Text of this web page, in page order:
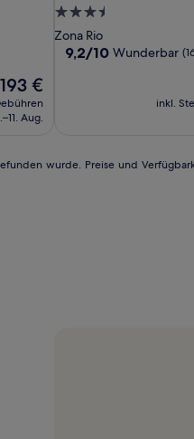
Inn
Tijuana
Airport
Tijuana
&
SPA
Der
Preis
beträgt
193 €
Aug.
Tijuana
Zona
Rio
3.5-
Sterne-
Unterkunft
Zona Rio
9.2
9,2/10 Wunderbar
inkl.
wurde. Preise und